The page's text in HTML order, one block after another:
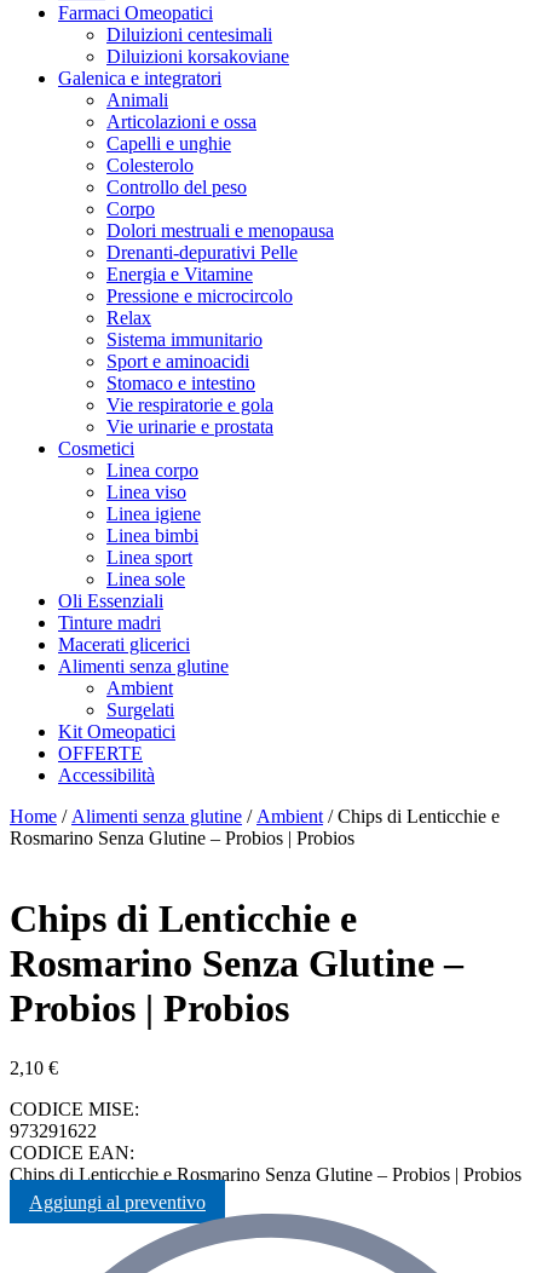
Farmaci Omeopatici
Diluizioni centesimali
Diluizioni korsakoviane
Galenica e integratori
Animali
Articolazioni e ossa
Capelli e unghie
Colesterolo
Controllo del peso
Corpo
Dolori mestruali e menopausa
Drenanti-depurativi Pelle
Energia e Vitamine
Pressione e microcircolo
Relax
Sistema immunitario
Sport e aminoacidi
Stomaco e intestino
Vie respiratorie e gola
Vie urinarie e prostata
Cosmetici
Linea corpo
Linea viso
Linea igiene
Linea bimbi
Linea sport
Linea sole
Oli Essenziali
Tinture madri
Macerati glicerici
Alimenti senza glutine
Ambient
Surgelati
Kit Omeopatici
OFFERTE
Accessibilità
Home / Alimenti senza glutine / Ambient / Chips di Lenticchie e
Rosmarino Senza Glutine – Probios | Probios
Chips di Lenticchie e
Rosmarino Senza Glutine –
Probios | Probios
2,10 €
CODICE MISE:
973291622
CODICE EAN:
Chips di Lenticchie e Rosmarino Senza Glutine – Probios | Probios
Aggiungi al preventivo